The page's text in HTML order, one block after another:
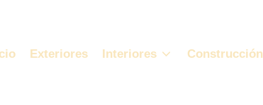
Exteriores Interiores Construcción